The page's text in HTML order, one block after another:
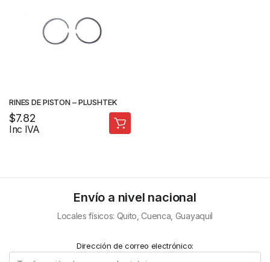
RINES DE PISTON – PLUSHTEK
$7.82
Inc IVA
Envío a nivel nacional
Locales físicos: Quito, Cuenca, Guayaquil
Dirección de correo electrónico: